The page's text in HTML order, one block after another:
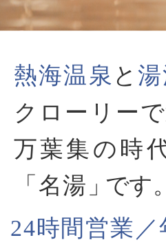
熱海温泉 と
クローリーで
万葉集の時
「名湯 」です。
24時間営業／